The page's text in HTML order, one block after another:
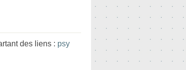
des liens : psy